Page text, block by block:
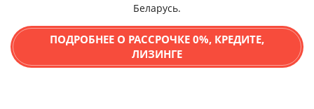
Беларусь.
ПОДРОБНЕЕ О РАССРОЧКЕ 0%, КРЕДИТЕ,
ЛИЗИНГЕ